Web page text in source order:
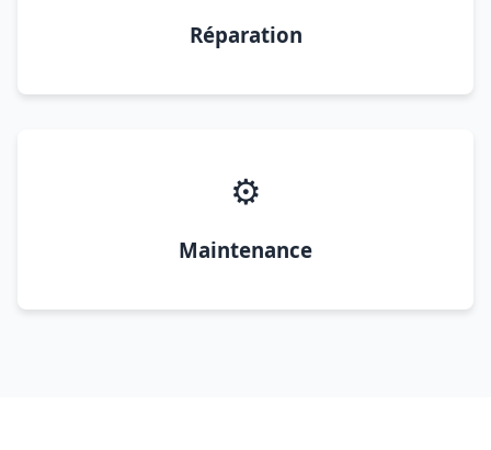
Réparation
⚙️
Maintenance